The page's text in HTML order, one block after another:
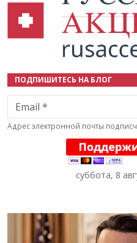
ПОДПИШИТЕСЬ НА БЛОГ
Email
Адрес электронной почты
суббота, 8